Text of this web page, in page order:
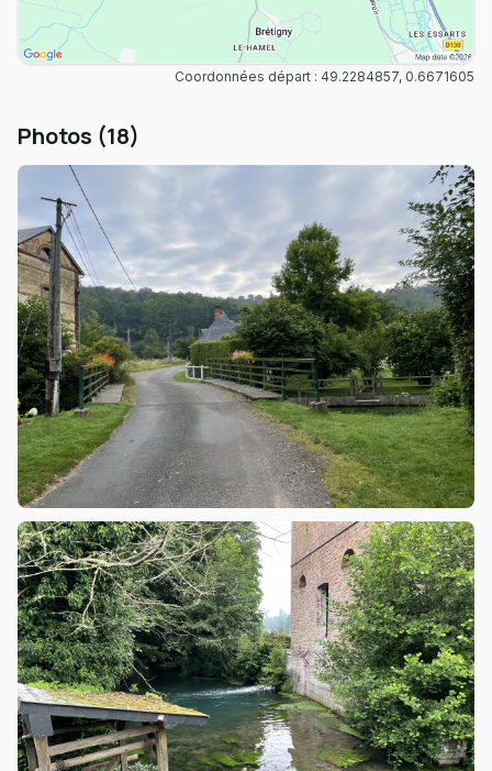
Coordonnées départ : 49.2284857, 0.6671605
Photos (18)